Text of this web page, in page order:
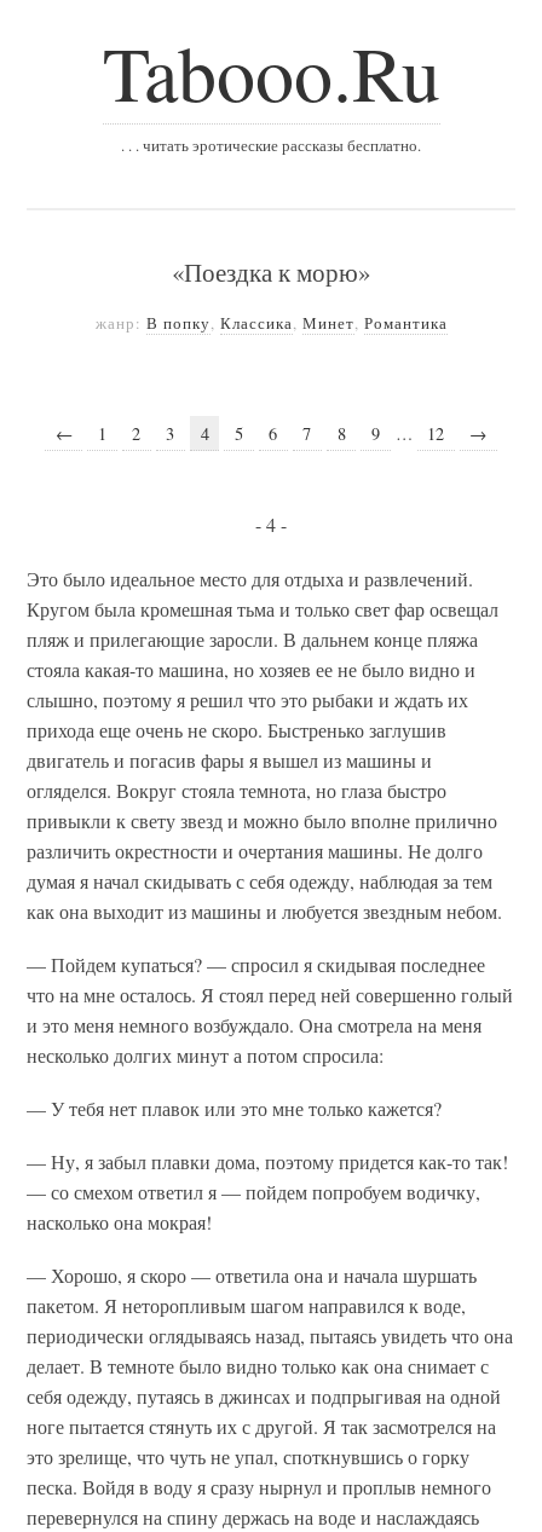
Tabooo.Ru
. . . читать эротические рассказы бесплатно.
«Поездка к морю»
жанр: В попку, Классика, Минет, Романтика
← 1 2 3 4 5 6 7 8 9 … 12 →
- 4 -
Это было идеальное место для отдыха и развлечений.
Кругом была кромешная тьма и только свет фар освещал
пляж и прилегающие заросли. В дальнем конце пляжа
стояла какая-то машина, но хозяев ее не было видно и
слышно, поэтому я решил что это рыбаки и ждать их
прихода еще очень не скоро. Быстренько заглушив
двигатель и погасив фары я вышел из машины и
огляделся. Вокруг стояла темнота, но глаза быстро
привыкли к свету звезд и можно было вполне прилично
различить окрестности и очертания машины. Не долго
думая я начал скидывать с себя одежду, наблюдая за тем
как она выходит из машины и любуется звездным небом.
— Пойдем купаться? — спросил я скидывая последнее
что на мне осталось. Я стоял перед ней совершенно голый
и это меня немного возбуждало. Она смотрела на меня
несколько долгих минут а потом спросила:
— У тебя нет плавок или это мне только кажется?
— Ну, я забыл плавки дома, поэтому придется как-то так!
— со смехом ответил я — пойдем попробуем водичку,
насколько она мокрая!
— Хорошо, я скоро — ответила она и начала шуршать
пакетом. Я неторопливым шагом направился к воде,
периодически оглядываясь назад, пытаясь увидеть что она
делает. В темноте было видно только как она снимает с
себя одежду, путаясь в джинсах и подпрыгивая на одной
ноге пытается стянуть их с другой. Я так засмотрелся на
это зрелище, что чуть не упал, споткнувшись о горку
песка. Войдя в воду я сразу нырнул и проплыв немного
перевернулся на спину держась на воде и наслаждаясь